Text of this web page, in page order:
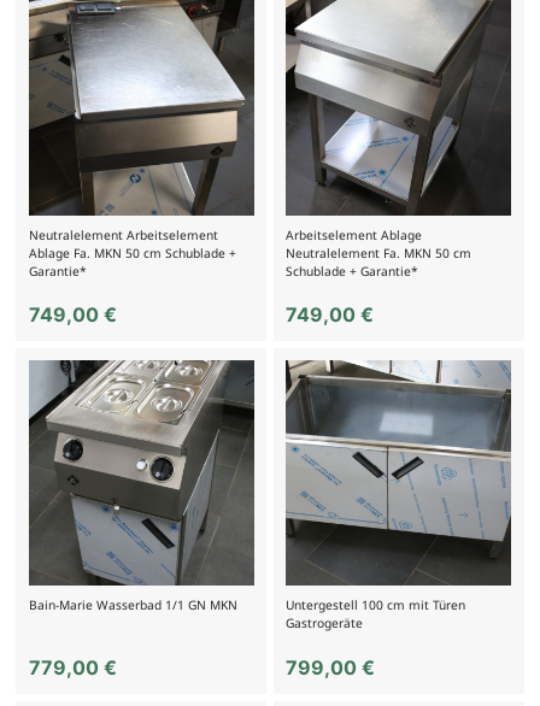
Neutralelement Arbeitselement
Ablage Fa. MKN 50 cm Schublade +
Garantie*
749,00 €
Arbeitselement Ablage
Neutralelement Fa. MKN 50 cm
Schublade + Garantie*
749,00€
Bain-Marie Wasserbad 1/1 GN MKN
779,00 €
Untergestell 100 cm mit Türen
Gastrogeräte
799,00€